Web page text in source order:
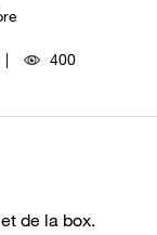
400
de la box.